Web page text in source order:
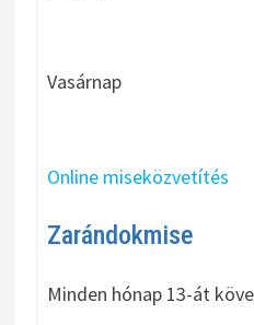
Vasárnap
Online miseközvetítés
Zarándokmise
Minden hónap 13-át